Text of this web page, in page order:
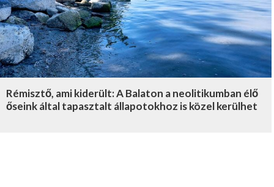
Rémisztő, ami kiderült: A Balaton a neolitikumban élő
őseink által tapasztalt állapotokhoz is közel kerülhet